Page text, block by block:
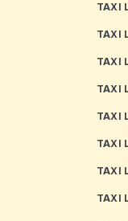
TAXI
TAXI
TAXI
TAXI
TAXI
TAXI
TAXI
TAXI